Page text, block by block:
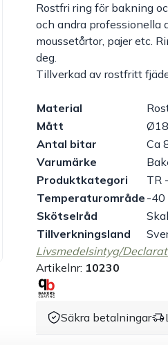
Rostfri ring för bakning
och andra professionella
moussetårtor, pajer etc.
deg.
Tillverkad av rostfritt
Material
Mått
Antal bitar
Ca
Varumärke
Produktkategori
TR
Temperaturområde -40
Skötselråd
Tillverkningsland
Livsmedelsintyg/
Artikelnr: 10230
Säkra betalningar